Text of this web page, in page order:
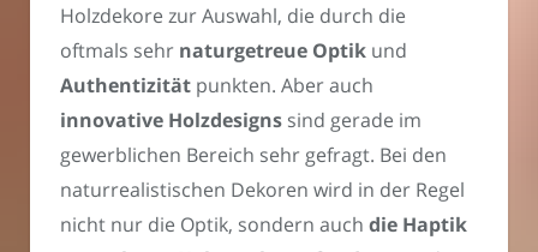
Holzdekore zur Auswahl, die durch die
oftmals sehr naturgetreue Optik und
Authentizität punkten. Aber auch
innovative Holzdesigns sind gerade im
gewerblichen Bereich sehr gefragt. Bei den
naturrealistischen Dekoren wird in der Regel
nicht nur die Optik, sondern auch die Haptik